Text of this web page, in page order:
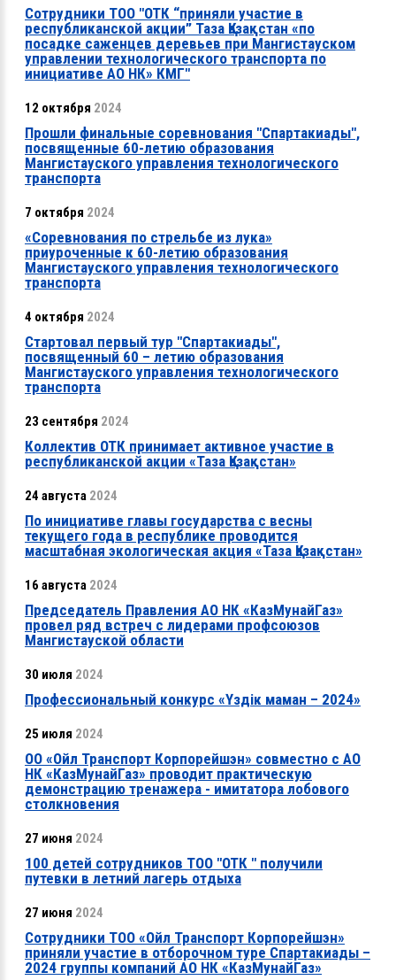
Сотрудники ТОО "ОТК “приняли участие в
республиканской акции” Таза Қазақстан «по
посадке саженцев деревьев при Мангистауском
управлении технологического транспорта по
инициативе АО НК» КМГ"
12 октября 2024
Прошли финальные соревнования "Спартакиады",
посвященные 60-летию образования
Мангистауского управления технологического
транспорта
7 октября 2024
«Соревнования по стрельбе из лука»
приуроченные к 60-летию образования
Мангистауского управления технологического
транспорта
4 октября 2024
Стартовал первый тур "Спартакиады",
посвященный 60 – летию образования
Мангистауского управления технологического
транспорта
23 сентября 2024
Коллектив ОТК принимает активное участие в
республиканской акции «Таза Қазақстан»
24 августа 2024
По инициативе главы государства с весны
текущего года в республике проводится
масштабная экологическая акция «Таза Қазақстан»
16 августа 2024
Председатель Правления АО НК «КазМунайГаз»
провел ряд встреч с лидерами профсоюзов
Мангистауской области
30 июля 2024
Профессиональный конкурс «Үздік маман – 2024»
25 июля 2024
ОО «Ойл Транспорт Корпорейшэн» совместно с АО
НК «КазМунайГаз» проводит практическую
демонстрацию тренажера - имитатора лобового
столкновения
27 июня 2024
100 детей сотрудников ТОО "ОТК " получили
путевки в летний лагерь отдыха
27 июня 2024
Сотрудники ТОО «Ойл Транспорт Корпорейшэн»
приняли участие в отборочном туре Спартакиады –
2024 группы компаний АО НК «КазМунайГаз»